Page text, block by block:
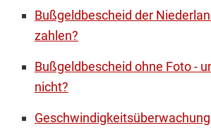
Bußgeldbescheid der
zahlen?
Bußgeldbescheid ohne Foto -
nicht?